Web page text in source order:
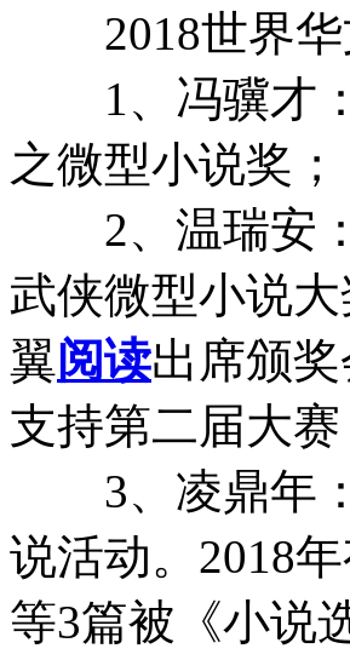
2018世界华
1、冯骥才：
之微型小说奖；
2、温瑞安：
武侠微型小说
翼阅读出席颁
支持第二届大赛
3、凌鼎年：
说活动。2018
等3篇被《小说